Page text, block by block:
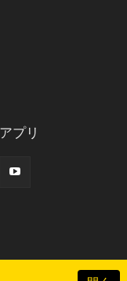
プリ